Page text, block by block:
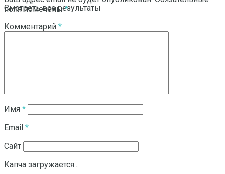
Смотреть все результаты
поля помечены*
Комментарий *
Имя *
Email *
Сайт
Капча загружается...